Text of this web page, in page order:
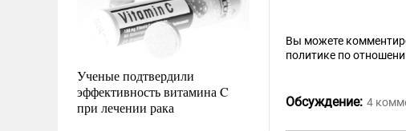
Ученые подтвердили
эффективность витамина C
при лечении рака
Вы можете
политике по
Обсуждение: 4